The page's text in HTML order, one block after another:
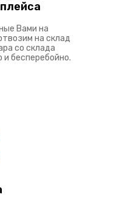
Вами на
на склад
со склада
бесперебойно.